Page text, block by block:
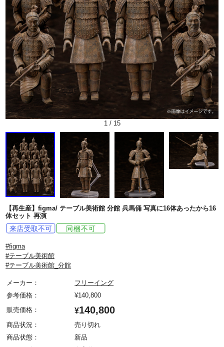
1 / 15
【再生産】figma/ テーブル美術館 分館 兵馬俑 写真に16体あったから16
体セット 再演
#figma
#テーブル美術館
#テーブル美術館_分館
メーカー：
フリーイング
参考価格：
¥140,800
販売価格：
¥140,800
商品状況：
売り切れ
商品状態：
新品